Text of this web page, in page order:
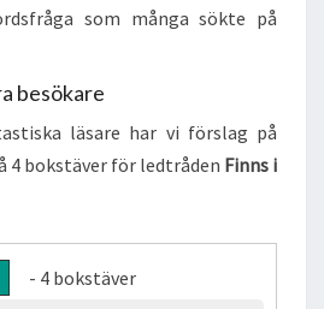
som många sökte på
besökare
läsare har vi förslag på
4 bokstäver för ledtråden Finns i
- 4 bokstäver